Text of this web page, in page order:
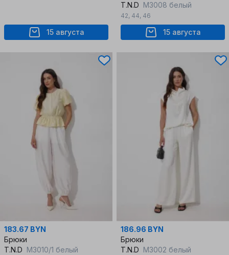
15 августа
T.N.D М3008 белый
42, 44, 46
15 августа
183.67 BYN
Брюки
T.N.D М3010/1 белый
186.96 BYN
Брюки
T.N.D М3002 белый